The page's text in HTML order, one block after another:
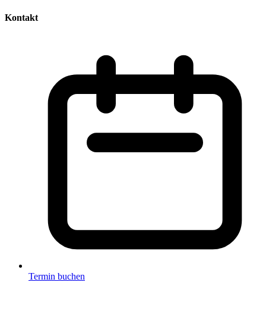
Kontakt
Termin buchen